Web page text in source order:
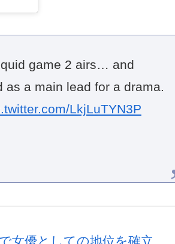
a main lead for a drama.